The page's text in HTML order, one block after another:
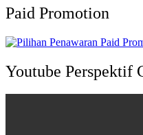
Paid Promotion
Youtube Perspektif